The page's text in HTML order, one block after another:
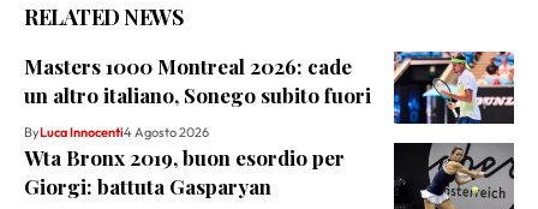
RELATED NEWS
Masters 1000 Montreal 2026: cade
un altro italiano, Sonego subito fuori
ByLuca Innocenti4 Agosto 2026
Wta Bronx 2019, buon esordio per
Giorgi: battuta Gasparyan